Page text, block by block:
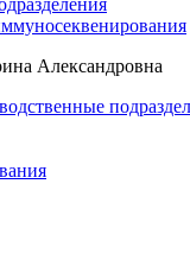
Александровна